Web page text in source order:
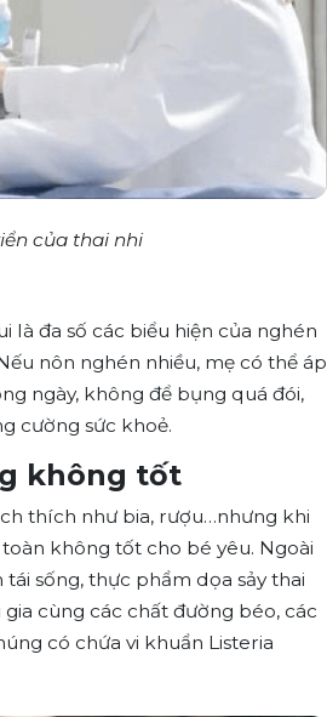
của thai nhi
là đa số các biểu hiện của nghén
nôn nghén nhiều, mẹ có thể áp
ngày, không để bụng quá đói,
cường sức khoẻ.
không tốt
thích như bia, rượu…nhưng khi
không tốt cho bé yêu. Ngoài
sống, thực phẩm dọa sảy thai
cùng các chất đường béo, các
có chứa vi khuẩn Listeria